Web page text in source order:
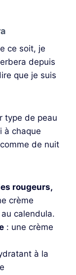
ce soit, je
depuis
que je suis
type de peau
à chaque
de nuit
rougeurs,
crème
calendula.
: une crème
à la